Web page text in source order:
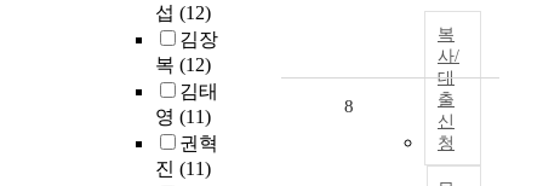
섭 (12)
김장
복 (12)
김태
영 (11)
권혁
진 (11)
복
사/
대
출
신
청
8